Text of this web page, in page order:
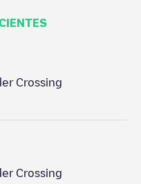
Crossing
Crossing